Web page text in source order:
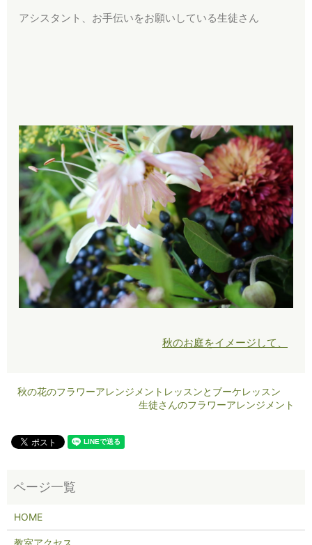
アシスタント、お手伝いをお願いしている生徒さん
秋のお庭をイメージして、
秋の花のフラワーアレンジメントレッスンとブーケレッスン
生徒さんのフラワーアレンジメント
HOME
教室アクセス